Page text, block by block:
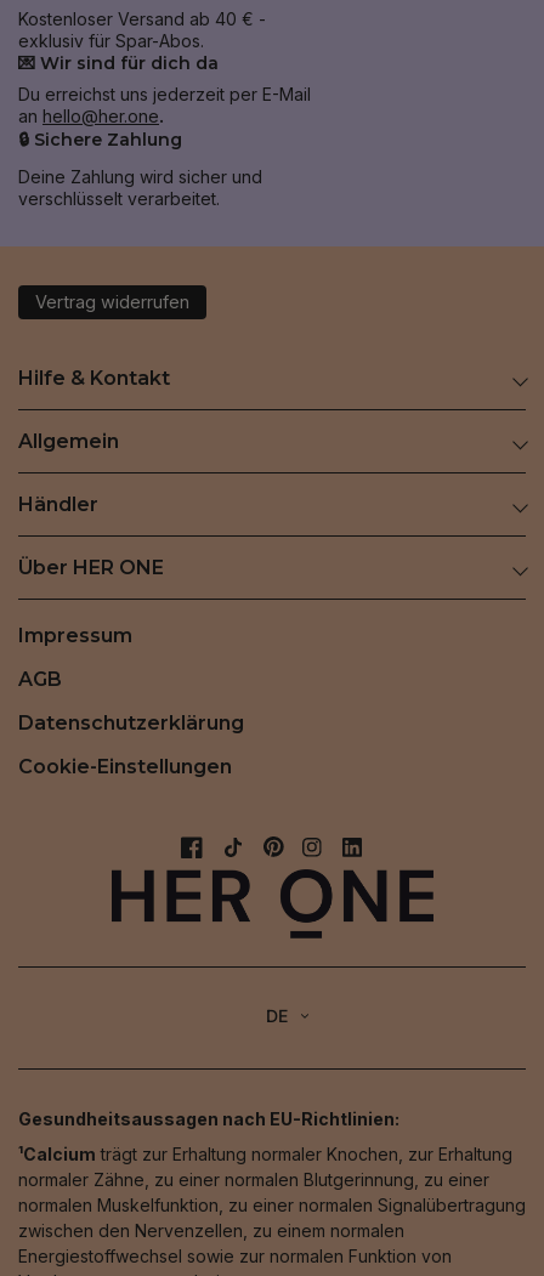
Kostenloser Versand ab 40 € -
exklusiv für Spar-Abos.
💌 Wir sind für dich da
Du erreichst uns jederzeit per E-Mail
an hello@her.one.
🔒 Sichere Zahlung
Deine Zahlung wird sicher und
verschlüsselt verarbeitet.
Vertrag widerrufen
Hilfe & Kontakt
Allgemein
Händler
Über HER ONE
Impressum
AGB
Datenschutzerklärung
Cookie-Einstellungen
DE
Gesundheitsaussagen nach EU-Richtlinien:
¹Calcium trägt zur Erhaltung normaler Knochen, zur Erhaltung
normaler Zähne, zu einer normalen Blutgerinnung, zu einer
normalen Muskelfunktion, zu einer normalen Signalübertragung
zwischen den Nervenzellen, zu einem normalen
Energiestoffwechsel sowie zur normalen Funktion von